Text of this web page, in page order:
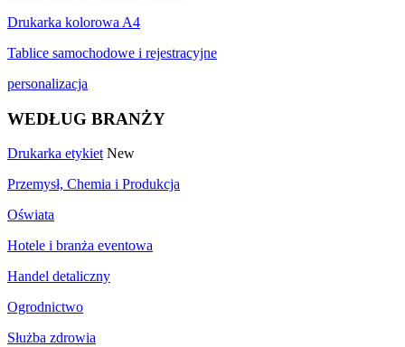
Drukarka kolorowa A4
Tablice samochodowe i rejestracyjne
personalizacja
WEDŁUG BRANŻY
Drukarka etykiet New
Przemysł, Chemia i Produkcja
Oświata
Hotele i branża eventowa
Handel detaliczny
Ogrodnictwo
Służba zdrowia